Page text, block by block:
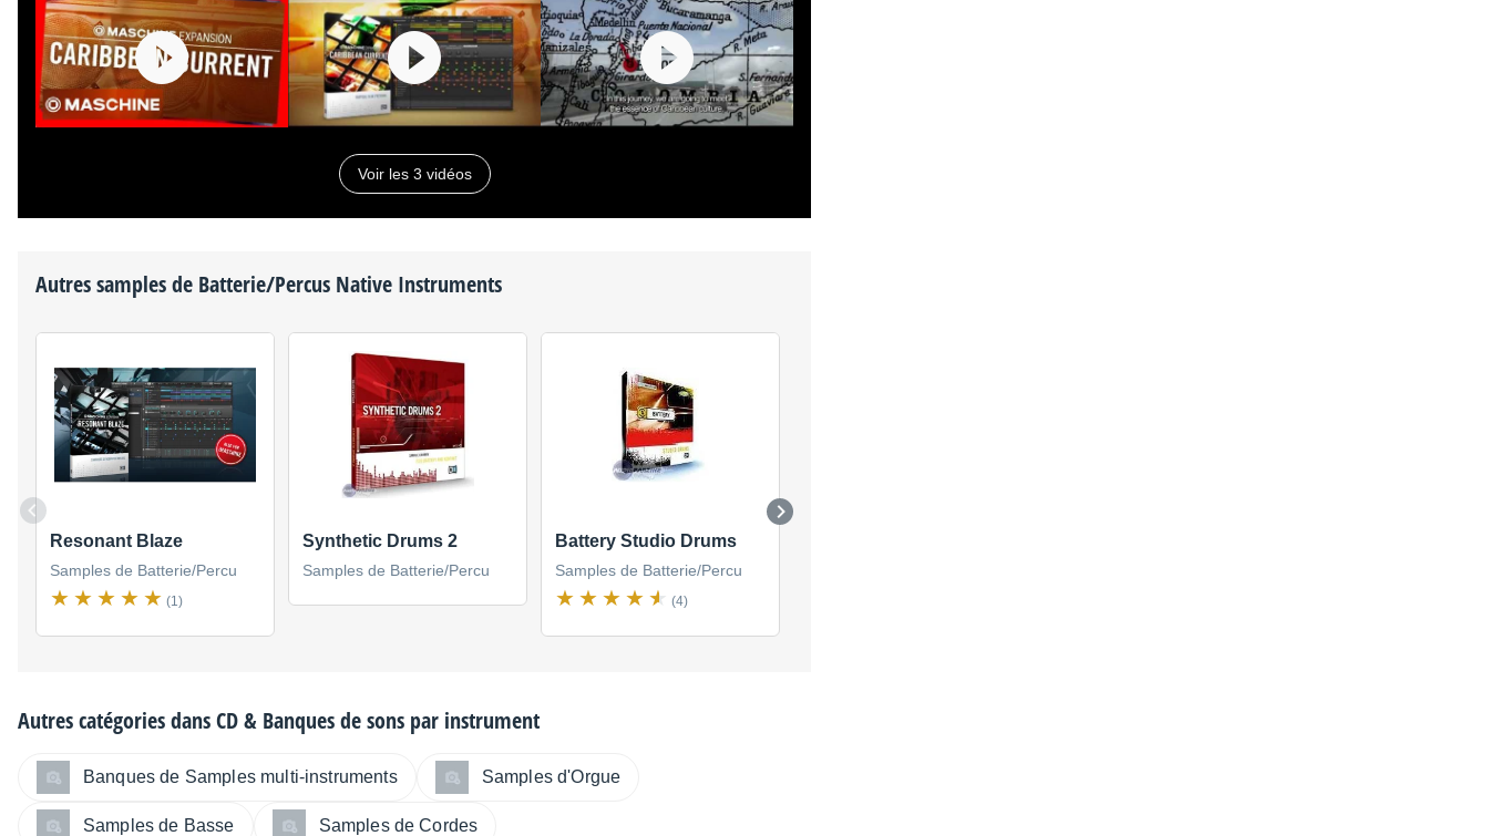
Voir les 3 vidéos
Autres samples de Batterie/Percus Native Instruments
Resonant Blaze
Samples de Batterie/Percu
(1)
Synthetic Drums 2
Samples de Batterie/Percu
Battery Studio Drums
Samples de Batterie/Percu
(4)
Autres catégories dansCD & Banques de sons par instrument
Banques de Samples multi-instruments Samples d'Orgue
Samples de Basse Samples de Cordes